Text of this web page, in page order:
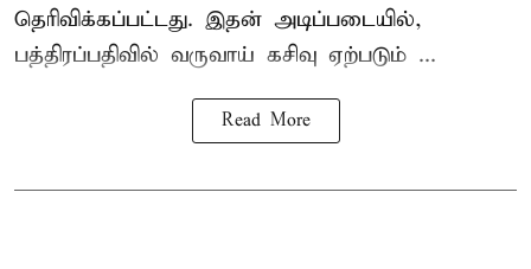
தெரிவிக்கப்பட்டது. இதன் அடிப்படையில்,
பத்திரப்பதிவில் வருவாய் கசிவு ஏற்படும் ...
Read More